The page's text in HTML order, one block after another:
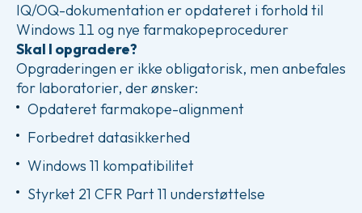
IQ/OQ-dokumentation er opdateret i forhold til
Windows 11 og nye farmakopeprocedurer
Skal I opgradere?
Opgraderingen er ikke obligatorisk, men anbefales
for laboratorier, der ønsker:
Opdateret farmakope-alignment
Forbedret datasikkerhed
Windows 11 kompatibilitet
Styrket 21 CFR Part 11 understøttelse